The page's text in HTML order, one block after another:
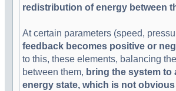
redistribution of energy between
At certain parameters (speed,
feedback becomes positive or
to this, these elements, balancing
between them, bring the system to
energy state, which is not